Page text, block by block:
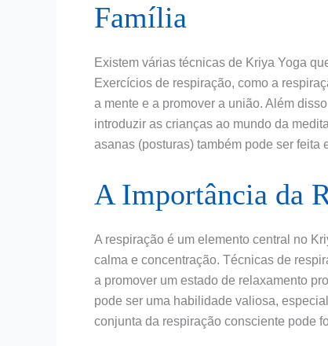
Família
Existem várias técnicas de Kriya Yoga
Exercícios de respiração, como a
a mente e a promover a união. Além
introduzir as crianças ao mundo da
asanas (posturas) também pode ser
A Importância da
A respiração é um elemento central no
calma e concentração. Técnicas de
a promover um estado de relaxamento
pode ser uma habilidade valiosa,
conjunta da respiração consciente pode